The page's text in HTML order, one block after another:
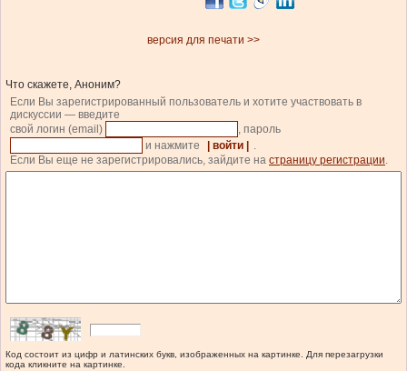
версия для печати >>
Что скажете, Аноним?
Если Вы зарегистрированный пользователь и хотите участвовать в
дискуссии — введите
свой логин (email)
, пароль
и нажмите
| войти |
.
Если Вы еще не зарегистрировались, зайдите на страницу регистрации.
Код состоит из цифр и латинских букв, изображенных на картинке. Для перезагрузки
кода кликните на картинке.